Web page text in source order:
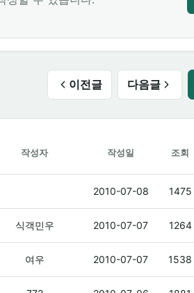
이전글 다음글
작성자 작성일 조회
세 미만 아동 성도착자만 '화학적 거세'
2010-07-08 1475
러묵(6)
식객민우 2010-07-07 1264
항 민영화 실패할듯..(5)
여우 2010-07-07 1538